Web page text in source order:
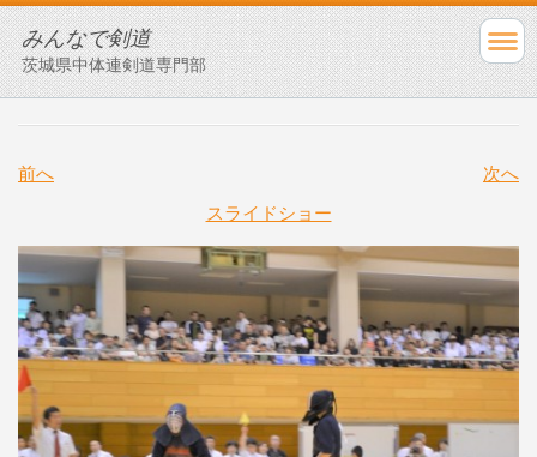
みんなで剣道
茨城県中体連剣道専門部
前へ
次へ
スライドショー